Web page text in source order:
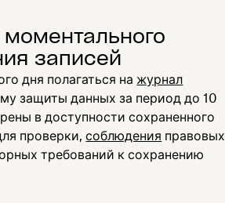
моментального
записей
дня полагаться на журнал
защиты данных за период до 10
в доступности сохраненного
проверки,соблюдения правовых
требований к сохранению